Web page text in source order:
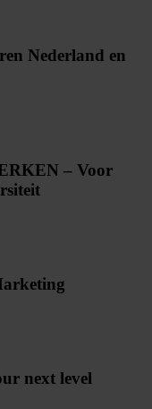
Nederland en
– Voor
next level